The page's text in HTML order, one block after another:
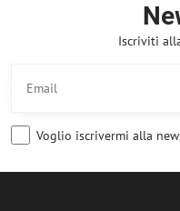
Iscriviti
Voglio iscrivermi alla